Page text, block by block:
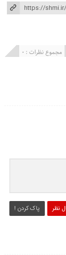
مجموع نظرات : 0
نظر پاک کردن !